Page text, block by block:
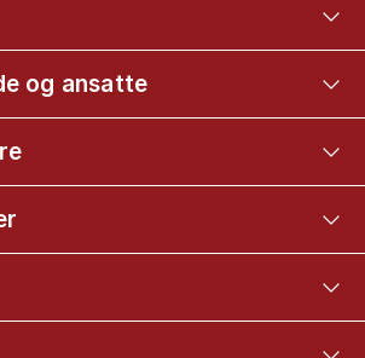
og ansatte